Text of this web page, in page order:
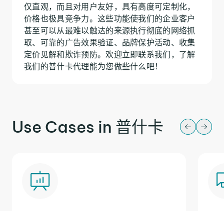
仅直观，而且对用户友好，具有高度可定制化，
价格也极具竞争力。这些功能使我们的企业客户
甚至可以从最难以触达的来源执行彻底的网络抓
取、可靠的广告效果验证、品牌保护活动、收集
定价见解和欺诈预防。欢迎立即联系我们，了解
我们的普什卡代理能为您做些什么吧！
Use Cases in 普什卡